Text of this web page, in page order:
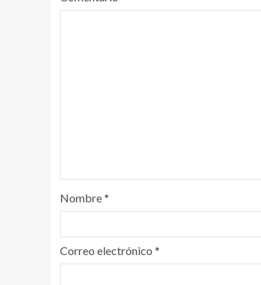
Nombre*
Correo electrónico *